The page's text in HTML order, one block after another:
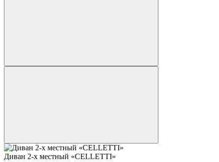
Диван 2-х местный «CELLETTI»